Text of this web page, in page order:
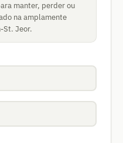
manter, perder ou
na amplamente
St. Jeor.